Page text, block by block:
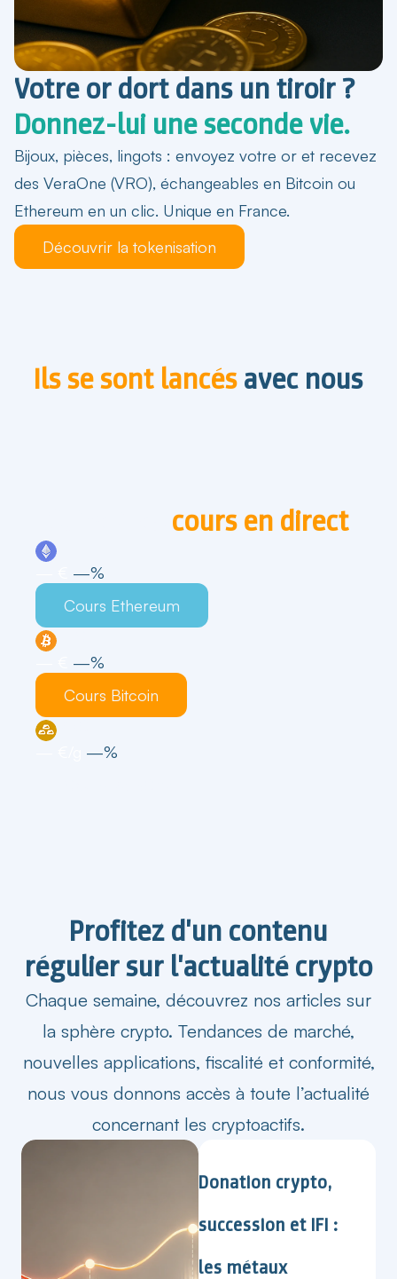
Votre or dort dans un tiroir ?
Donnez-lui une seconde vie.
Bijoux, pièces, lingots : envoyez votre or et recevez
des VeraOne (VRO), échangeables en Bitcoin ou
Ethereum en un clic. Unique en France.
Découvrir la tokenisation
Ils se sont lancésavec nous
cours en direct
—%
Cours Ethereum
—%
Cours Bitcoin
—%
Profitez d'un contenu
régulier sur l'actualité crypto
Chaque semaine, découvrez nos articles sur
la sphère crypto. Tendances de marché,
nouvelles applications, fiscalité et conformité,
nous vous donnons accès à toute l’actualité
concernant les cryptoactifs.
Donation crypto,
succession et IFI :
les métaux